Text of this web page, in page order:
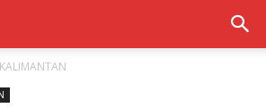
KALIMANTAN